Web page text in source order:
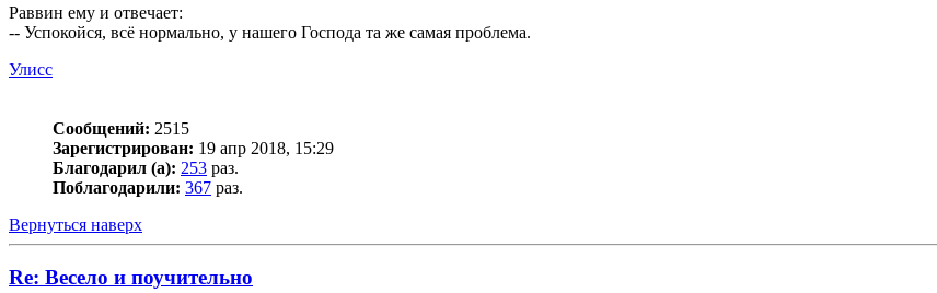
Раввин ему и отвечает:
-- Успокойся, всё нормально, у нашего Господа та же самая проблема.
Улисс
Сообщений: 2515
Зарегистрирован: 19 апр 2018, 15:29
Благодарил (а): 253 раз.
Поблагодарили: 367 раз.
Вернуться наверх
Re: Весело и поучительно